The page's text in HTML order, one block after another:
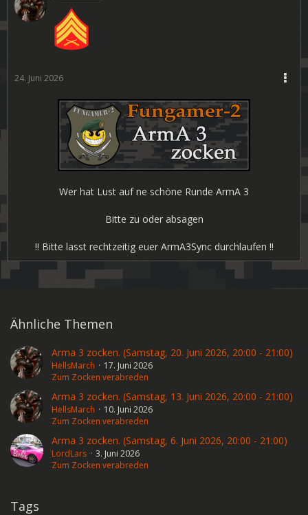
24. Juni 2026
Wer hat Lust auf ne schöne Runde ArmA 3
Bitte zu oder absagen
!! Bitte lasst rechtzeitig euer ArmA3Sync durchlaufen !!
Ähnliche Themen
Arma 3 zocken. (Samstag, 20. Juni 2026, 20:00 - 21:00)
HellsMarch
17. Juni 2026
Zum Zocken verabreden
Arma 3 zocken. (Samstag, 13. Juni 2026, 20:00 - 21:00)
HellsMarch
10. Juni 2026
Zum Zocken verabreden
Arma 3 zocken. (Samstag, 6. Juni 2026, 20:00 - 21:00)
LordLars
3. Juni 2026
Zum Zocken verabreden
Tags